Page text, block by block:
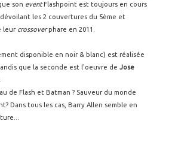
son eventFlashpoint est toujours en cours
les 2 couvertures du 5ème et
leur crossoverphare en 2011.
disponible en noir & blanc) est réalisée
que la seconde est l'oeuvre de Jose
de Flash et Batman ? Sauveur du monde
Dans tous les cas, Barry Allen semble en